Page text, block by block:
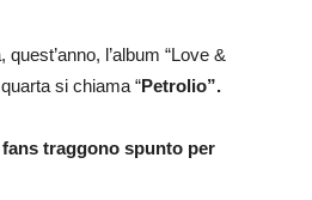
l’album “Love &
si chiama “Petrolio”.
traggono spunto per